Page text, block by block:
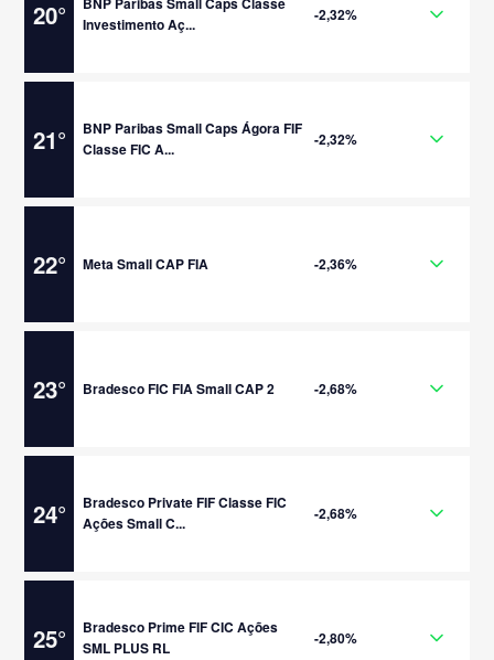
20°
Investimento Aç...
-2,32%
21°
BNP Paribas Small Caps Ágora FIF
Classe FIC A...
-2,32%
22° Meta Small CAP FIA -2,36%
23° Bradesco FIC FIA Small CAP 2 -2,68%
24°
Bradesco Private FIF Classe FIC
Ações Small C...
-2,68%
25°
Bradesco Prime FIF CIC Ações
SML PLUS RL
-2,80%